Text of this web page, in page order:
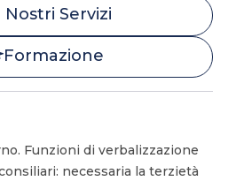
Nostri Servizi
Formazione
Funzioni di verbalizzazione
necessaria la terzietà